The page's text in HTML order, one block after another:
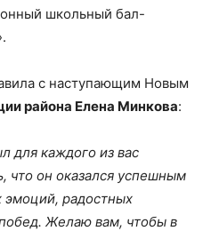
школьный бал-
с наступающим Новым
района Елена Минкова:
для каждого из вас
что он оказался успешным
радостных
Желаю вам, чтобы в